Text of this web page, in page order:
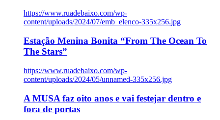
https://www.ruadebaixo.com/wp-
content/uploads/2024/07/emb_elenco-335x256.jpg
Estação Menina Bonita “From The Ocean To
The Stars”
https://www.ruadebaixo.com/wp-
content/uploads/2024/05/unnamed-335x256.jpg
A MUSA faz oito anos e vai festejar dentro e
fora de portas